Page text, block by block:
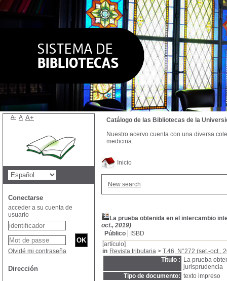
Inicio
New search
La prueba obtenida en el intercambio
oct., 2019)
Público
ISBD
[artículo]
in Revista tributaria > T.46, N°272 (set.-oct.,
Título :
La prueba
jurisprudencia
Tipo de documento: texto impreso
Catálogo de las Bibliotecas de la
Nuestro acervo cuenta con una diversa
medicina.
A- A A+
Conectarse
acceder a su cuenta de
usuario
Olvidé mi contraseña
Dirección